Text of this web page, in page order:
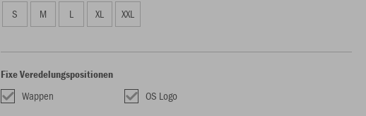
S M L XL XXL
Fixe Veredelungspositionen
Wappen OS Logo